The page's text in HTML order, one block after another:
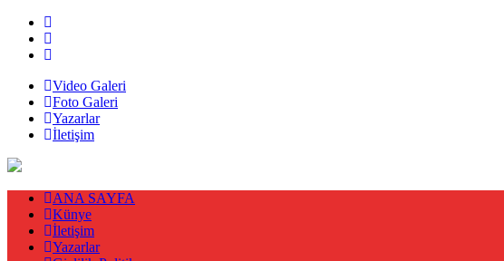
Video Galeri
Foto Galeri
Yazarlar
İletişim
ANA SAYFA
Künye
İletişim
Yazarlar